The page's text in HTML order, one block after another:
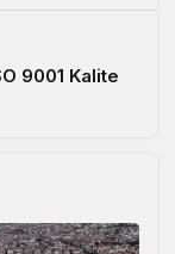
9001 Kalite